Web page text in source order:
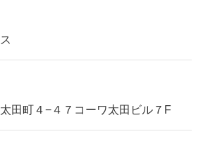
田町４−４７コーワ太田ビル７F